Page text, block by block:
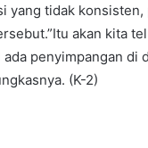
yang tidak konsisten,
akan kita
penyimpangan di
(K-2)